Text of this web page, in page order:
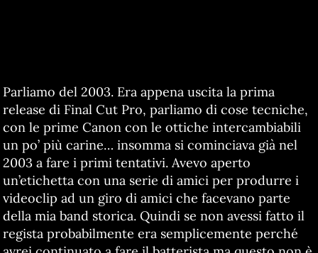
Parliamo del 2003. Era appena uscita la prima
release di Final Cut Pro, parliamo di cose tecniche,
con le prime Canon con le ottiche intercambiabili
un po’ più carine… insomma si cominciava già nel
2003 a fare i primi tentativi. Avevo aperto
un’etichetta con una serie di amici per produrre i
videoclip ad un giro di amici che facevano parte
della mia band storica. Quindi se non avessi fatto il
regista probabilmente era semplicemente perché